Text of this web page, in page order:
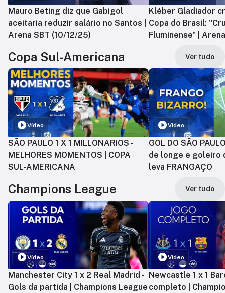
Mauro Beting diz que Gabigol
aceitaria reduzir salário no Santos |
Arena SBT (10/12/25)
Kléber Gladiador
Copa do Brasil:
Fluminense" |
Copa Sul-Americana Ver tudo
Vídeo
SÃO PAULO 1 X 1 MILLONARIOS -
MELHORES MOMENTOS | COPA
SUL-AMERICANA
Vídeo
GOL DO SÃO
de longe e goleiro
leva FRANGAÇO
Champions League Ver tudo
Vídeo
Manchester City 1 x 2 Real Madrid -
Gols da partida | Champions League
Vídeo
Newcastle 1 x 1
completo |